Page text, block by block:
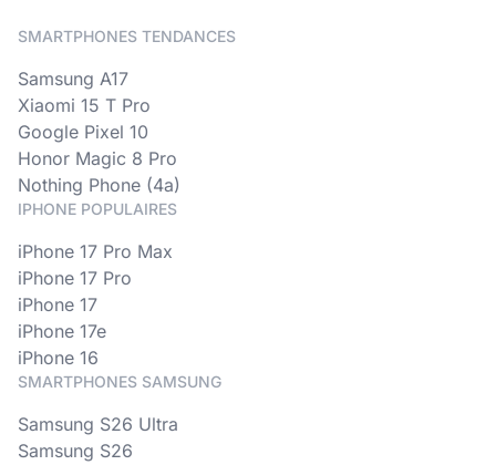
SMARTPHONES TENDANCES
Samsung A17
Xiaomi 15 T Pro
Google Pixel 10
Honor Magic 8 Pro
Nothing Phone (4a)
IPHONE POPULAIRES
iPhone 17 Pro Max
iPhone 17 Pro
iPhone 17
iPhone 17e
iPhone 16
SMARTPHONES SAMSUNG
Samsung S26 Ultra
Samsung S26